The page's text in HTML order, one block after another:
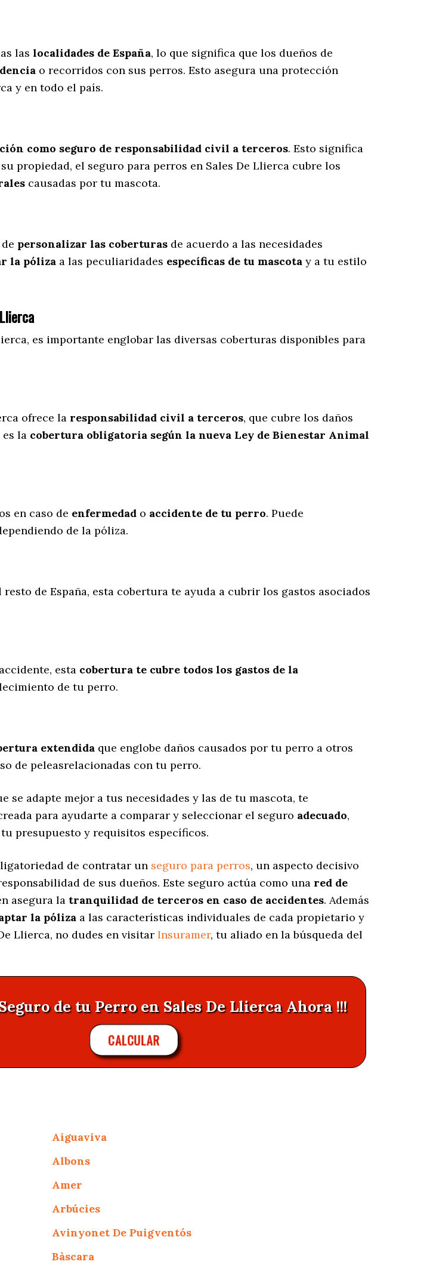
las localidades de España, lo que significa que los dueños de
o recorridos con sus perros. Esto asegura una protección
y en todo el país.
como seguro de responsabilidad civil a terceros. Esto significa
propiedad, el seguro para perros en Sales De Llierca cubre los
causadas por tu mascota.
personalizar las coberturas de acuerdo a las necesidades
la póliza a las peculiaridades específicas de tu mascota y a tu estilo
, es importante englobar las diversas coberturas disponibles para
ofrece la responsabilidad civil a terceros, que cubre los daños
la cobertura obligatoria según la nueva Ley de Bienestar Animal
en caso de enfermedad o accidente de tu perro. Puede
de la póliza.
de España, esta cobertura te ayuda a cubrir los gastos asociados
esta cobertura te cubre todos los gastos de la
de tu perro.
extendida que englobe daños causados por tu perro a otros
de peleasrelacionadas con tu perro.
se adapte mejor a tus necesidades y las de tu mascota, te
para ayudarte a comparar y seleccionar el seguro adecuado,
presupuesto y requisitos específicos.
de contratar un seguro para perros, un aspecto decisivo
de sus dueños. Este seguro actúa como una red de
asegura la tranquilidad de terceros en caso de accidentes. Además
la póliza a las características individuales de cada propietario y
Llierca, no dudes en visitar Insuramer, tu aliado en la búsqueda del
de tu Perro en Sales De Llierca Ahora !!!
CALCULAR
Aiguaviva
Albons
Amer
Arbúcies
Avinyonet De Puigventós
Bàscara